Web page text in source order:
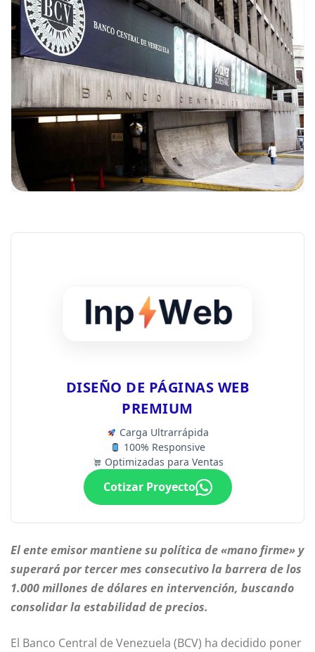
DISEÑO DE PÁGINAS WEB
PREMIUM
Carga Ultrarrápida
100% Responsive
Optimizadas para Ventas
Cotizar Proyecto
El ente emisor mantiene su política de «mano firme» y
superará por tercer mes consecutivo la barrera de los
1.000 millones de dólares en intervención, buscando
consolidar la estabilidad de precios.
El Banco Central de Venezuela (BCV) ha decidido poner